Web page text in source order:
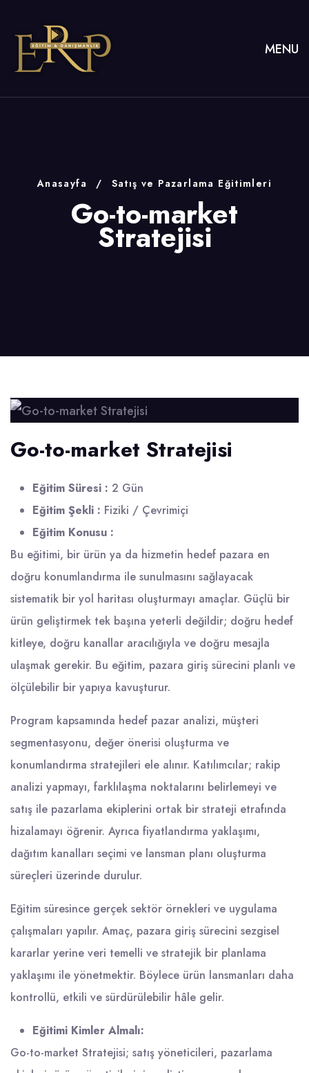
MENU
Anasayfa / Satış ve Pazarlama Eğitimleri
Go-to-market
Stratejisi
Go-to-market Stratejisi
Eğitim Süresi : 2 Gün
Eğitim Şekli : Fiziki / Çevrimiçi
Eğitim Konusu :
Bu eğitimi, bir ürün ya da hizmetin hedef pazara en
doğru konumlandırma ile sunulmasını sağlayacak
sistematik bir yol haritası oluşturmayı amaçlar. Güçlü bir
ürün geliştirmek tek başına yeterli değildir; doğru hedef
kitleye, doğru kanallar aracılığıyla ve doğru mesajla
ulaşmak gerekir. Bu eğitim, pazara giriş sürecini planlı ve
ölçülebilir bir yapıya kavuşturur.
Program kapsamında hedef pazar analizi, müşteri
segmentasyonu, değer önerisi oluşturma ve
konumlandırma stratejileri ele alınır. Katılımcılar; rakip
analizi yapmayı, farklılaşma noktalarını belirlemeyi ve
satış ile pazarlama ekiplerini ortak bir strateji etrafında
hizalamayı öğrenir. Ayrıca fiyatlandırma yaklaşımı,
dağıtım kanalları seçimi ve lansman planı oluşturma
süreçleri üzerinde durulur.
Eğitim süresince gerçek sektör örnekleri ve uygulama
çalışmaları yapılır. Amaç, pazara giriş sürecini sezgisel
kararlar yerine veri temelli ve stratejik bir planlama
yaklaşımı ile yönetmektir. Böylece ürün lansmanları daha
kontrollü, etkili ve sürdürülebilir hâle gelir.
Eğitimi Kimler Almalı:
Go-to-market Stratejisi; satış yöneticileri, pazarlama